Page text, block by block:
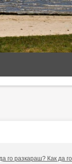
го разкараш? Как да